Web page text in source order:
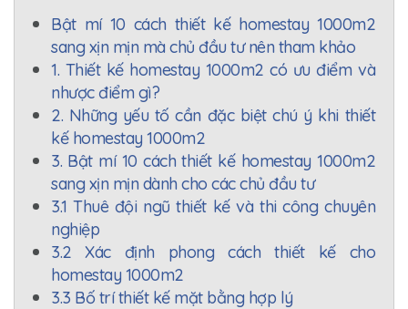
Bật mí 10 cách thiết kế homestay 1000m2
sang xịn mịn mà chủ đầu tư nên tham khảo
1. Thiết kế homestay 1000m2 có ưu điểm và
nhược điểm gì?
2. Những yếu tố cần đặc biệt chú ý khi thiết
kế homestay 1000m2
3. Bật mí 10 cách thiết kế homestay 1000m2
sang xịn mịn dành cho các chủ đầu tư
3.1 Thuê đội ngũ thiết kế và thi công chuyên
nghiệp
3.2 Xác định phong cách thiết kế cho
homestay 1000m2
3.3 Bố trí thiết kế mặt bằng hợp lý